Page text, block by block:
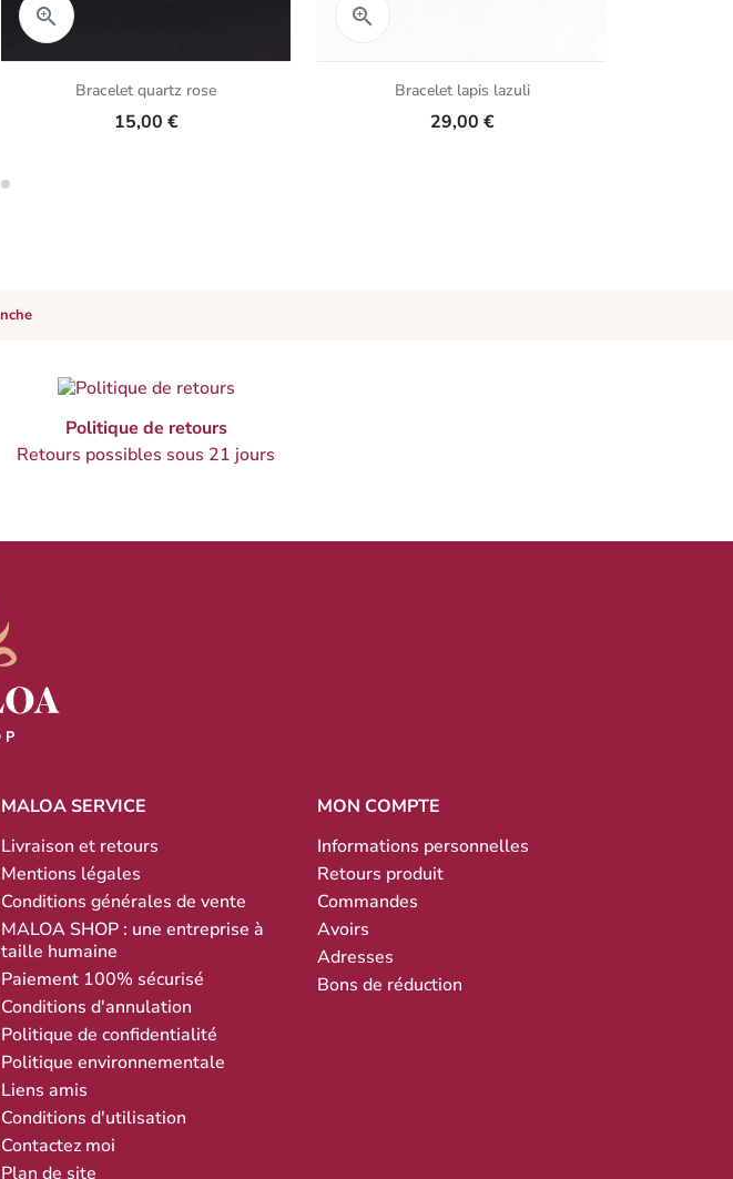
 Aperçu rapide
Bracelet quartz rose
15,00 €

Bracelet lapis lazuli
29,00 €
Politique de retours
Retours possibles sous 21 jours
MALOA SERVICE
Livraison et retours
Mentions légales
Conditions générales de vente
MALOA SHOP : une entreprise à
taille humaine
Paiement 100% sécurisé
Conditions d'annulation
Politique de confidentialité
Politique environnementale
Liens amis
Conditions d'utilisation
Contactez moi
Plan de site
MON COMPTE
Informations personnelles
Retours produit
Commandes
Avoirs
Adresses
Bons de réduction